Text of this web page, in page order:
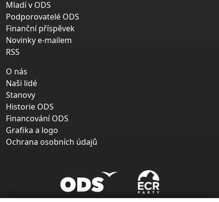
Mladí v ODS
Podporovatelé ODS
Finanční příspěvek
Novinky e-mailem
RSS
O nás
Naši lidé
Stanovy
Historie ODS
Financování ODS
Grafika a logo
Ochrana osobních údajů